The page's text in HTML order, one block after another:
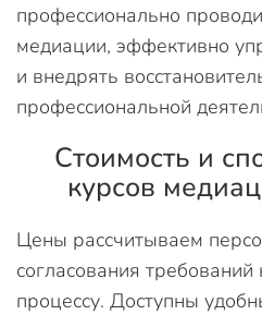
профессионально
медиации, эффективно
и внедрять
профессиональной
Стоимость и
курсов
Цены рассчитываем
согласования
процессу. Доступны